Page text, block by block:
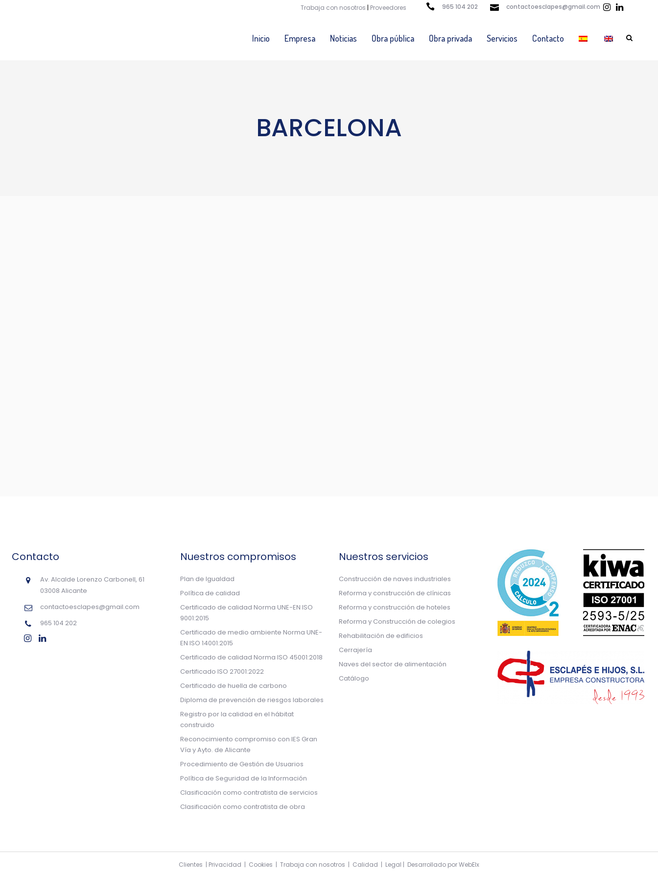
Trabaja con nosotros | Proveedores 965 104 202 contactoesclapes@gmail.com
Inicio Empresa Noticias Obra pública Obra privada Servicios Contacto
BARCELONA
Contacto
Av. Alcalde Lorenzo Carbonell, 61
03008 Alicante
contactoesclapes@gmail.com
965 104 202
Nuestros compromisos
Plan de Igualdad
Política de calidad
Certificado de calidad Norma UNE-EN ISO
9001:2015
Certificado de medio ambiente Norma UNE-
EN ISO 14001:2015
Certificado de calidad Norma ISO 45001:2018
Certificado ISO 27001:2022
Certificado de huella de carbono
Diploma de prevención de riesgos laborales
Registro por la calidad en el hábitat
construido
Reconocimiento compromiso con IES Gran
Vía y Ayto. de Alicante
Procedimiento de Gestión de Usuarios
Política de Seguridad de la Información
Clasificación como contratista de servicios
Clasificación como contratista de obra
Nuestros servicios
Construcción de naves industriales
Reforma y construcción de clínicas
Reforma y construcción de hoteles
Reforma y Construcción de colegios
Rehabilitación de edificios
Cerrajería
Naves del sector de alimentación
Catálogo
Clientes | Privacidad | Cookies | Trabaja con nosotros | Calidad | Legal | Desarrollado porWebElx